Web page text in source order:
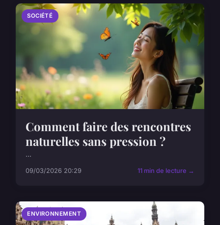
SOCIÉTÉ
Comment faire des rencontres
naturelles sans pression ?
...
09/03/2026 20:29 11 min de lecture →
ENVIRONNEMENT